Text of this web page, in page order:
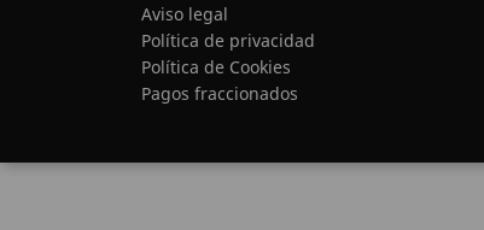
Aviso legal
Política de privacidad
Política de Cookies
Pagos fraccionados